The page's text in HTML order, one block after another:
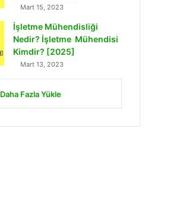
Mart 15, 2023
İşletme Mühendisliği
Nedir? İşletme Mühendisi
Kimdir? [2025]
Mart 13, 2023
Daha Fazla Yükle